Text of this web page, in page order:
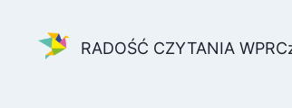
RADOŚĆ CZYTANIA